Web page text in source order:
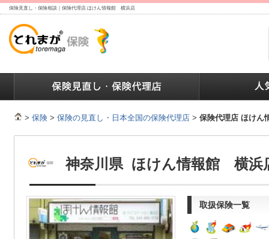
保険見直し・保険相談｜保険代理店 ほけん情報館 横浜店
> 保険 > 保険の見直し・日本全国の保険代理店 > 保険代理店 ほけ
神奈川県 ほけん情報館 横浜
取扱保険一覧